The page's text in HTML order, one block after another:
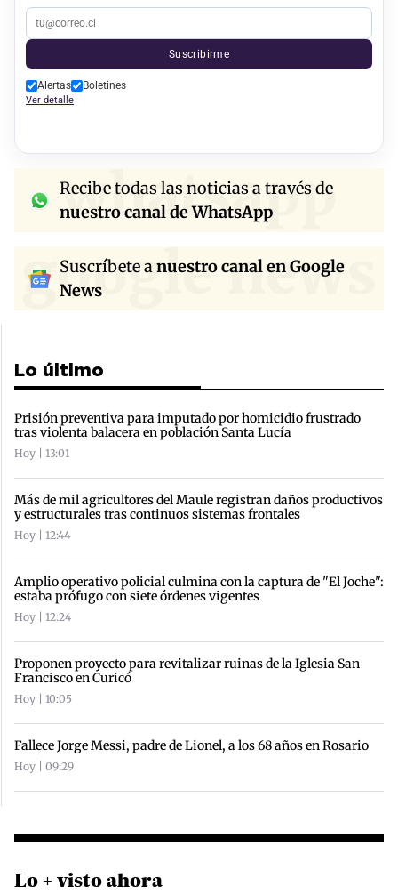
Suscribirme
Alertas Boletines
Ver detalle
whatsapp
Recibe todas las noticias a través de
nuestro canal de WhatsApp
google news
Suscríbete anuestro canal en Google
News
Lo último
Prisión preventiva para imputado por homicidio frustrado
tras violenta balacera en población Santa Lucía
Hoy | 13:01
Más de mil agricultores del Maule registran daños productivos
y estructurales tras continuos sistemas frontales
Hoy | 12:44
Amplio operativo policial culmina con la captura de "El Joche":
estaba prófugo con siete órdenes vigentes
Hoy | 12:24
Proponen proyecto para revitalizar ruinas de la Iglesia San
Francisco en Curicó
Hoy | 10:05
Fallece Jorge Messi, padre de Lionel, a los 68 años en Rosario
Hoy | 09:29
Lo + visto ahora